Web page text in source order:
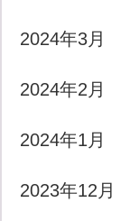
2024年3月
2024年2月
2024年1月
2023年12月